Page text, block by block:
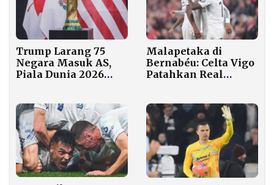
Trump Larang 75
Negara Masuk AS,
Piala Dunia 2026
Malapetaka di
Bernabéu: Celta Vigo
Patahkan Real